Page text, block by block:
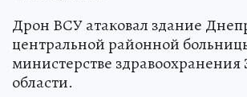
Дрон ВСУ атаковал здание
центральной районной
министерстве
области.